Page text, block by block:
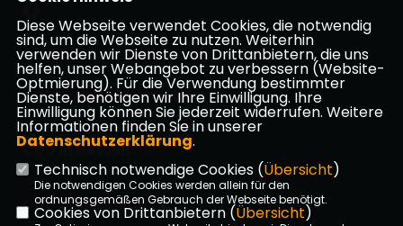
Impressum Datenschutz Kontakt
CDU Frankfurt am Main
CDU in Hessen
CDU Deutschlands
Diese Webseite verwendet Cookies, die notwendig
sind, um die Webseite zu nutzen. Weiterhin
verwenden wir Dienste von Drittanbietern, die uns
helfen, unser Webangebot zu verbessern (Website-
Optmierung). Für die Verwendung bestimmter
Dienste, benötigen wir Ihre Einwilligung. Ihre
Einwilligung können Sie jederzeit widerrufen. Weitere
Informationen finden Sie in unserer
Datenschutzerklärung.
Technisch notwendige Cookies (Übersicht)
Die notwendigen Cookies werden allein für den
ordnungsgemäßen Gebrauch der Webseite benötigt.
Cookies von Drittanbietern (Übersicht)